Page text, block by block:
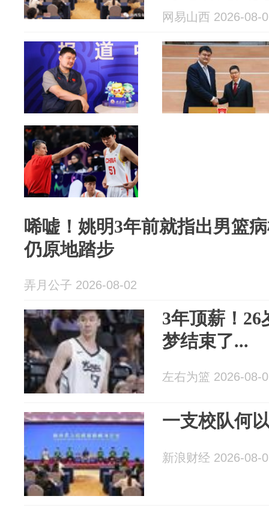
网易山西 2026-08-
唏嘘！姚明3年前就指出男篮
仍原地踏步
弄月公子 2026-08-02
3年顶薪！
梦结束了...
左右为篮 2026-08-
一支校队何
新浪财经 2026-08-